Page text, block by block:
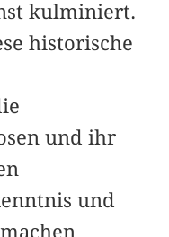
kulminiert.
historische
und ihr
und